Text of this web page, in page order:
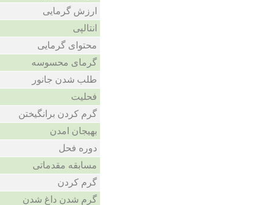
ارزش گرمایی
انتالپی
محتوای گرمایی
گرمای محسوسه
طلب شدن جانور
فحلیت
گرم کردن برانگیختن
بهیجان امدن
دوره فحل
مسابقه مقدماتی
گرم کردن
گرم شدن داغ شدن